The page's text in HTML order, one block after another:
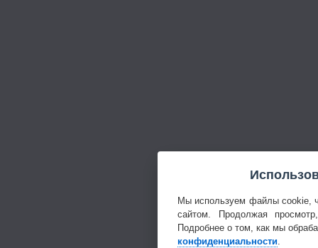
Мы используем файлы cookie,
сайтом. Продолжая
Подробнее о том, как мы
конфиденциальности